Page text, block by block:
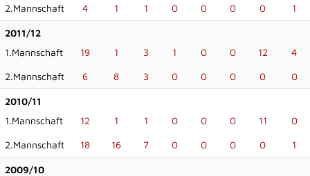
2.Mannschaft 4 1 1 0 0 0 0 1
2011/12
1.Mannschaft
19 1 3 1 0 0 12 4
2.Mannschaft 6 8 3 0 0 0 0 0
2010/11
1.Mannschaft
12 1 1 0 0 0 11 0
2.Mannschaft 18 16 7 0 0 0 0 1
2009/10